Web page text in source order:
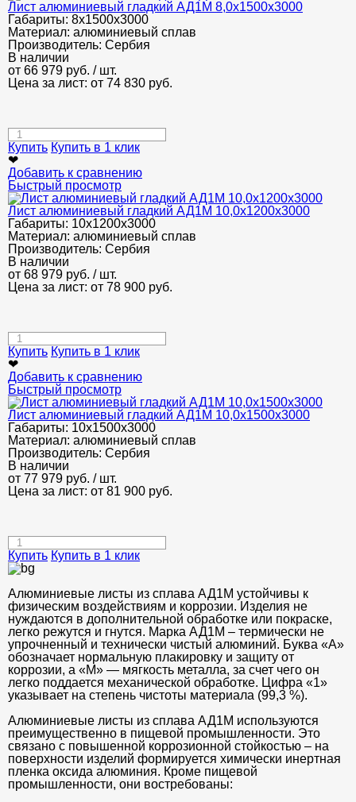
Лист алюминиевый гладкий АД1М 8,0х1500х3000
Габариты: 8х1500х3000
Материал: алюминиевый сплав
Производитель: Сербия
В наличии
от 66 979 руб. / шт.
Цена за лист: от 74 830 руб.
Купить Купить в 1 клик
❤
Добавить к сравнению
Быстрый просмотр
Лист алюминиевый гладкий АД1М 10,0х1200х3000
Габариты: 10х1200х3000
Материал: алюминиевый сплав
Производитель: Сербия
В наличии
от 68 979 руб. / шт.
Цена за лист: от 78 900 руб.
Купить Купить в 1 клик
❤
Добавить к сравнению
Быстрый просмотр
Лист алюминиевый гладкий АД1М 10,0х1500х3000
Габариты: 10х1500х3000
Материал: алюминиевый сплав
Производитель: Сербия
В наличии
от 77 979 руб. / шт.
Цена за лист: от 81 900 руб.
Купить Купить в 1 клик
Алюминиевые листы из сплава АД1М устойчивы к
физическим воздействиям и коррозии. Изделия не
нуждаются в дополнительной обработке или покраске,
легко режутся и гнутся. Марка АД1М – термически не
упрочненный и технически чистый алюминий. Буква «А»
обозначает нормальную плакировку и защиту от
коррозии, а «М» — мягкость металла, за счет чего он
легко поддается механической обработке. Цифра «1»
указывает на степень чистоты материала (99,3 %).
Алюминиевые листы из сплава АД1М используются
преимущественно в пищевой промышленности. Это
связано с повышенной коррозионной стойкостью – на
поверхности изделий формируется химически инертная
пленка оксида алюминия. Кроме пищевой
промышленности, они востребованы: